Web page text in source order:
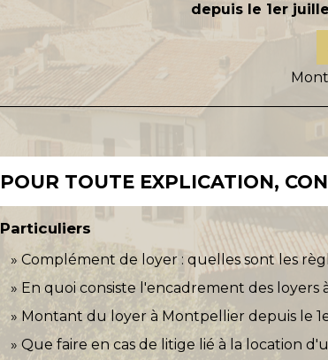
depuis le 1 er
POUR TOUTE EXPLICATION,
Particuliers
Complément de loyer : quelles sont les
En quoi consiste l'encadrement des
Montant du loyer à Montpellier depuis le
Que faire en cas de litige lié à la location